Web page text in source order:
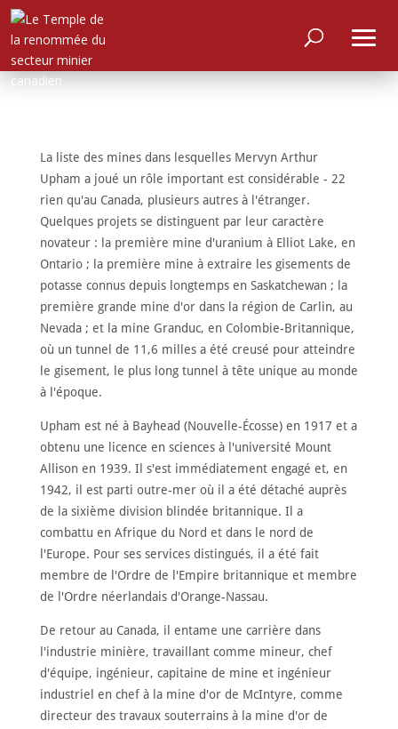
À
PROPOS
RENCONTRER
LES
MEMBRES
NOMINATION
CÉRÉMONIE
ANNUELLE
SPONSORS
DE
SOUTIEN
CONTACT
La liste des mines dans lesquelles Mervyn Arthur
Upham a joué un rôle important est considérable - 22
rien qu'au Canada, plusieurs autres à l'étranger.
Quelques projets se distinguent par leur caractère
novateur : la première mine d'uranium à Elliot Lake, en
Ontario ; la première mine à extraire les gisements de
potasse connus depuis longtemps en Saskatchewan ; la
première grande mine d'or dans la région de Carlin, au
Nevada ; et la mine Granduc, en Colombie-Britannique,
où un tunnel de 11,6 milles a été creusé pour atteindre
le gisement, le plus long tunnel à tête unique au monde
à l'époque.
Upham est né à Bayhead (Nouvelle-Écosse) en 1917 et a
obtenu une licence en sciences à l'université Mount
Allison en 1939. Il s'est immédiatement engagé et, en
1942, il est parti outre-mer où il a été détaché auprès
de la sixième division blindée britannique. Il a
combattu en Afrique du Nord et dans le nord de
l'Europe. Pour ses services distingués, il a été fait
membre de l'Ordre de l'Empire britannique et membre
de l'Ordre néerlandais d'Orange-Nassau.
De retour au Canada, il entame une carrière dans
l'industrie minière, travaillant comme mineur, chef
d'équipe, ingénieur, capitaine de mine et ingénieur
industriel en chef à la mine d'or de McIntyre, comme
directeur des travaux souterrains à la mine d'or de